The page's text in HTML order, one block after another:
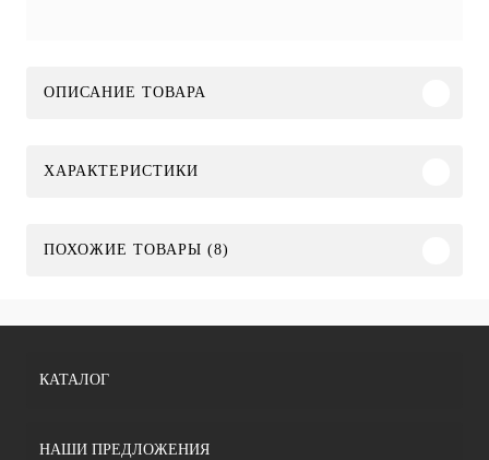
ОПИСАНИЕ ТОВАРА
ХАРАКТЕРИСТИКИ
ПОХОЖИЕ ТОВАРЫ (8)
КАТАЛОГ
НАШИ ПРЕДЛОЖЕНИЯ